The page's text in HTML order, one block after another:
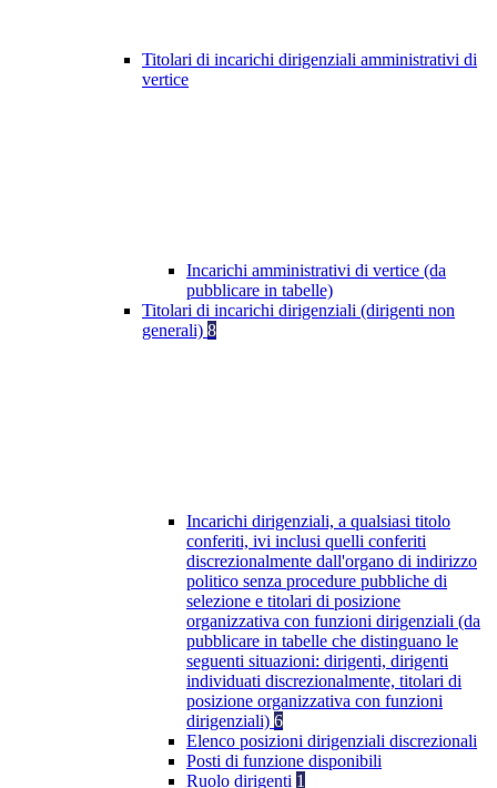
Titolari di incarichi dirigenziali amministrativi di
vertice
Incarichi amministrativi di vertice (da
pubblicare in tabelle)
Titolari di incarichi dirigenziali (dirigenti non
generali) 8
Incarichi dirigenziali, a qualsiasi titolo
conferiti, ivi inclusi quelli conferiti
discrezionalmente dall'organo di indirizzo
politico senza procedure pubbliche di
selezione e titolari di posizione
organizzativa con funzioni dirigenziali (da
pubblicare in tabelle che distinguano le
seguenti situazioni: dirigenti, dirigenti
individuati discrezionalmente, titolari di
posizione organizzativa con funzioni
dirigenziali) 6
Elenco posizioni dirigenziali discrezionali
Posti di funzione disponibili
Ruolo dirigenti 1